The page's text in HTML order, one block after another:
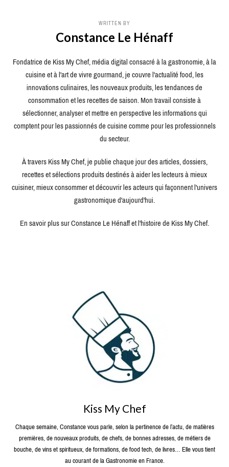
WRITTEN BY
Constance Le Hénaff
Fondatrice de Kiss My Chef, média digital consacré à la gastronomie, à la
cuisine et à l'art de vivre gourmand, je couvre l'actualité food, les
innovations culinaires, les nouveaux produits, les tendances de
consommation et les recettes de saison. Mon travail consiste à
sélectionner, analyser et mettre en perspective les informations qui
comptent pour les passionnés de cuisine comme pour les professionnels
du secteur.
À travers Kiss My Chef, je publie chaque jour des articles, dossiers,
recettes et sélections produits destinés à aider les lecteurs à mieux
cuisiner, mieux consommer et découvrir les acteurs qui façonnent l'univers
gastronomique d'aujourd'hui.
En savoir plus sur Constance Le Hénaff et l'histoire de Kiss My Chef.
Kiss My Chef
Chaque semaine, Constance vous parle, selon la pertinence de l’actu, de matières
premières, de nouveaux produits, de chefs, de bonnes adresses, de métiers de
bouche, de vins et spiritueux, de formations, de food tech, de livres… Elle vous tient
au courant de la Gastronomie en France.